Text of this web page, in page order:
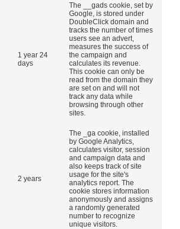
1 year 24
days
The __gads cookie, set by
Google, is stored under
DoubleClick domain and
tracks the number of times
users see an advert,
measures the success of
the campaign and
calculates its revenue.
This cookie can only be
read from the domain they
are set on and will not
track any data while
browsing through other
sites.
2 years
The _ga cookie, installed
by Google Analytics,
calculates visitor, session
and campaign data and
also keeps track of site
usage for the site's
analytics report. The
cookie stores information
anonymously and assigns
a randomly generated
number to recognize
unique visitors.